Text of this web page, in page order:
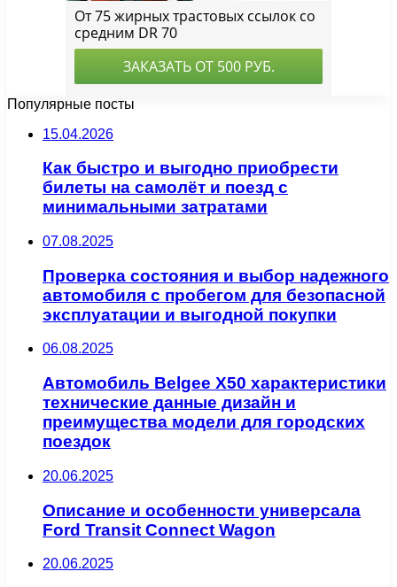
Популярные посты
15.04.2026
Как быстро и выгодно приобрести
билеты на самолёт и поезд с
минимальными затратами
07.08.2025
Проверка состояния и выбор надежного
автомобиля с пробегом для безопасной
эксплуатации и выгодной покупки
06.08.2025
Автомобиль Belgee X50 характеристики
технические данные дизайн и
преимущества модели для городских
поездок
20.06.2025
Описание и особенности универсала
Ford Transit Connect Wagon
20.06.2025